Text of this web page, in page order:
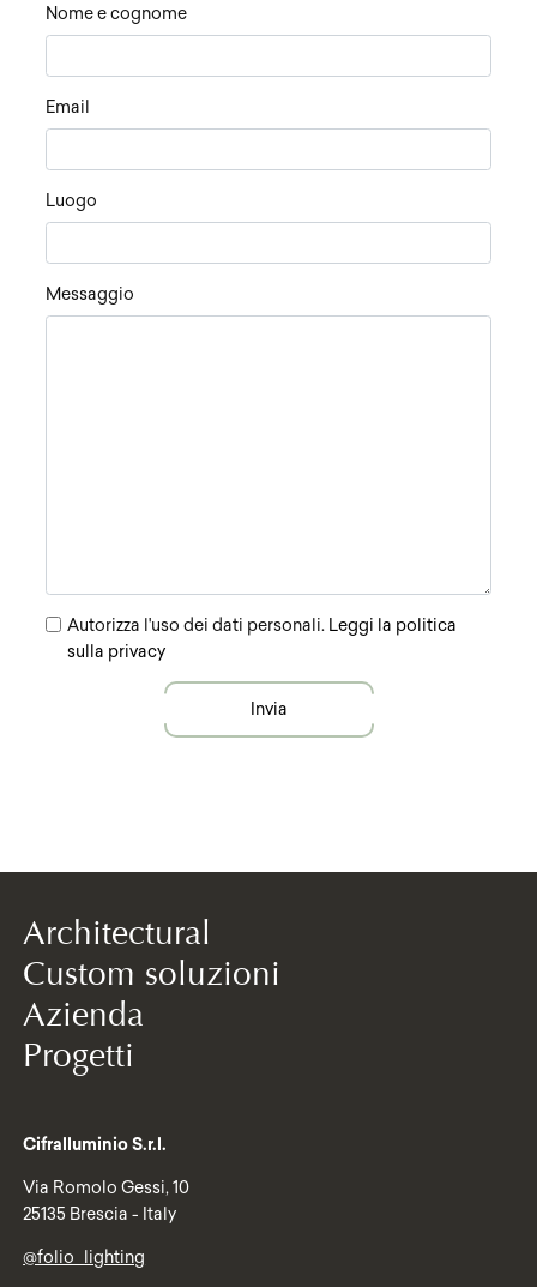
Nome e cognome
Email
Luogo
Messaggio
Autorizza l'uso dei dati personali. Leggi la politica
sulla privacy
Invia
Architectural
Custom soluzioni
Azienda
Progetti
Cifralluminio S.r.l.
Via Romolo Gessi, 10
25135 Brescia - Italy
@folio_lighting